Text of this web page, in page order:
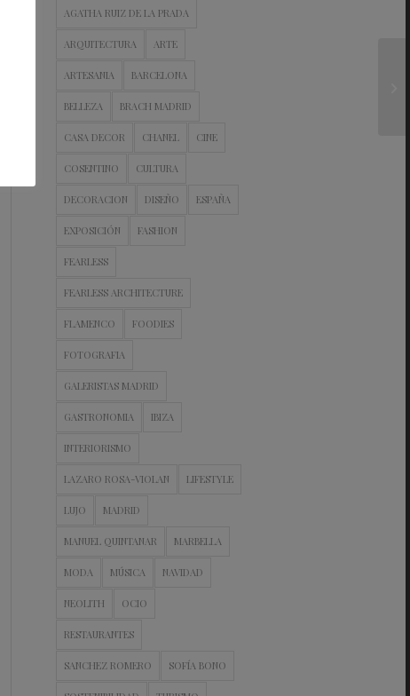
AGATHA RUIZ DE LA PRADA
ARQUITECTURA ARTE
ARTESANIA BARCELONA
BELLEZA BRACH MADRID
CASA DECOR CHANEL CINE
COSENTINO CULTURA
DECORACION DISEÑO ESPAÑA
EXPOSICIÓN FASHION
FEARLESS
FEARLESS ARCHITECTURE
FLAMENCO FOODIES
FOTOGRAFIA
GALERISTAS MADRID
GASTRONOMIA IBIZA
INTERIORISMO
LAZARO ROSA-VIOLAN LIFESTYLE
LUJO MADRID
MANUEL QUINTANAR MARBELLA
MODA MÚSICA NAVIDAD
NEOLITH OCIO
RESTAURANTES
SANCHEZ ROMERO SOFÍA BONO